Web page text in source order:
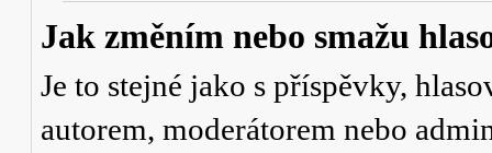
Jak změním nebo smažu
Je to stejné jako s příspěvky,
autorem, moderátorem nebo